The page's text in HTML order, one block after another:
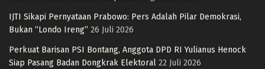
IJTI Sikapi Pernyataan Prabowo: Pers Adalah Pilar Demokrasi,
Bukan “Londo Ireng” 26 Juli 2026
Perkuat Barisan PSI Bontang, Anggota DPD RI Yulianus Henock
Siap Pasang Badan Dongkrak Elektoral 22 Juli 2026